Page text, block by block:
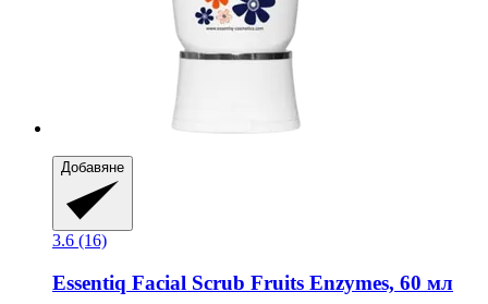
Добавяне
3.6 (16)
Essentiq Facial Scrub Fruits Enzymes, 60 мл